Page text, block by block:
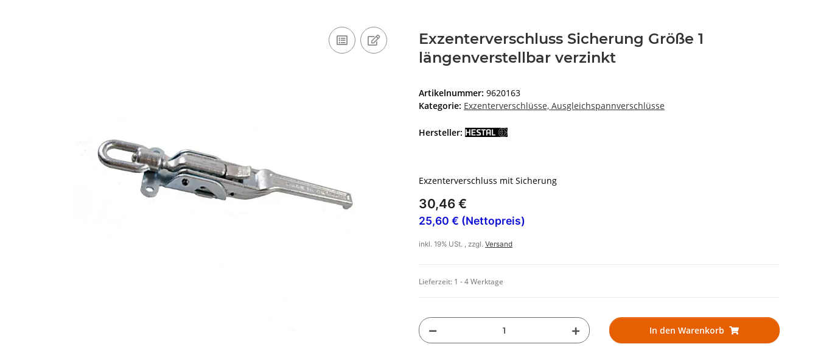
Exzenterverschluss Sicherung Größe 1
längenverstellbar verzinkt
Artikelnummer: 9620163
Kategorie: Exzenterverschlüsse, Ausgleichspannverschlüsse
Hersteller:
Exzenterverschluss mit Sicherung
30,46 €
25,60 € (Nettopreis)
inkl. 19% USt. , zzgl. Versand
Lieferzeit: 1 - 4 Werktage
In den Warenkorb